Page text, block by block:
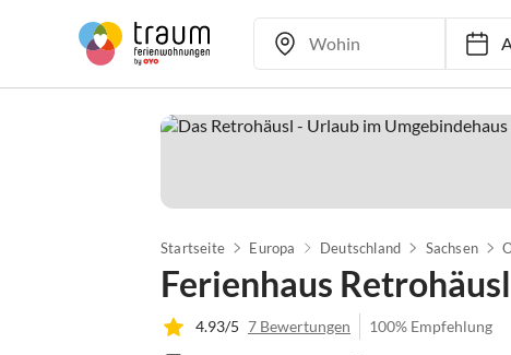
Startseite Europa Deutschland Sachsen
Ferienhaus Retrohäusl
4.93/5 7 Bewertungen 100% Empfehlung